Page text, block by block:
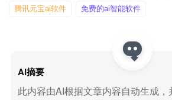
腾讯元宝ai软件 免费的ai智能软件
AI摘要
此内容由AI根据文章内容自动生成